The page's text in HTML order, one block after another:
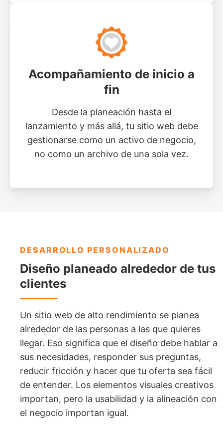
Acompañamiento de inicio a
fin
Desde la planeación hasta el
lanzamiento y más allá, tu sitio web debe
gestionarse como un activo de negocio,
no como un archivo de una sola vez.
DESARROLLO PERSONALIZADO
Diseño planeado alrededor de tus
clientes
Un sitio web de alto rendimiento se planea
alrededor de las personas a las que quieres
llegar. Eso significa que el diseño debe hablar a
sus necesidades, responder sus preguntas,
reducir fricción y hacer que tu oferta sea fácil
de entender. Los elementos visuales creativos
importan, pero la usabilidad y la alineación con
el negocio importan igual.